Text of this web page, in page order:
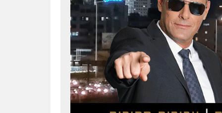
מרכז התחלה חדשה
אסירים עבירות מין
שירותים מקצועיים לעורכי
דין
0544500346
מאיה בלום, עו"ס,
טיפול ושיקום
טיפול בהתמכרויות